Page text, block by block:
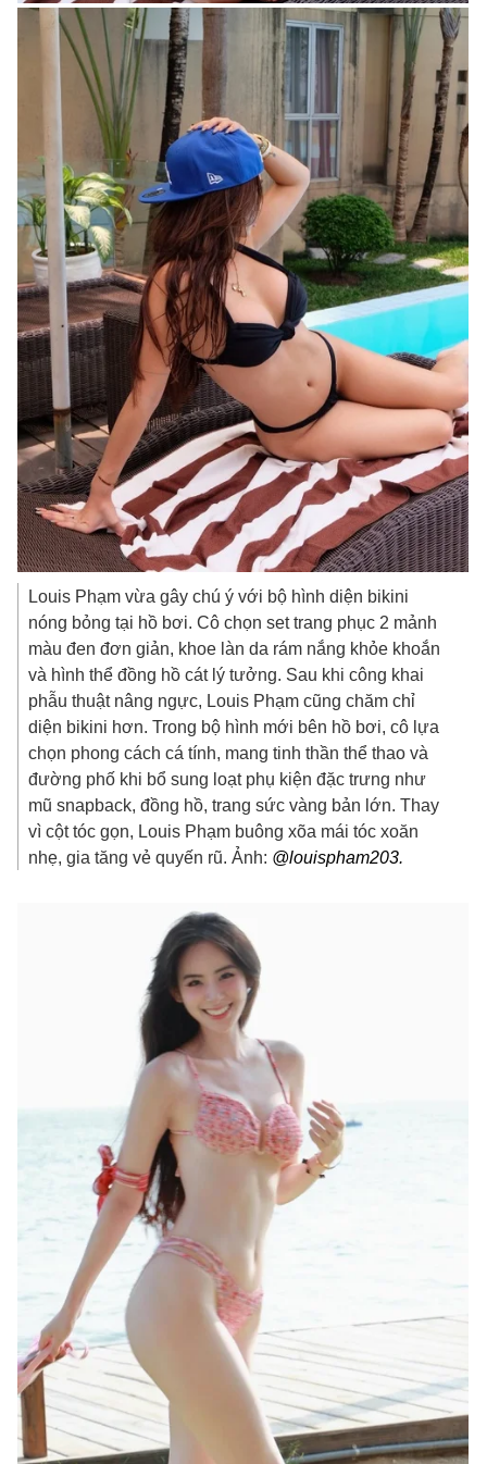
Louis Phạm vừa gây chú ý với bộ hình diện bikini
nóng bỏng tại hồ bơi. Cô chọn set trang phục 2 mảnh
màu đen đơn giản, khoe làn da rám nắng khỏe khoắn
và hình thể đồng hồ cát lý tưởng. Sau khi công khai
phẫu thuật nâng ngực, Louis Phạm cũng chăm chỉ
diện bikini hơn. Trong bộ hình mới bên hồ bơi, cô lựa
chọn phong cách cá tính, mang tinh thần thể thao và
đường phố khi bổ sung loạt phụ kiện đặc trưng như
mũ snapback, đồng hồ, trang sức vàng bản lớn. Thay
vì cột tóc gọn, Louis Phạm buông xõa mái tóc xoăn
nhẹ, gia tăng vẻ quyến rũ. Ảnh: @louispham203.